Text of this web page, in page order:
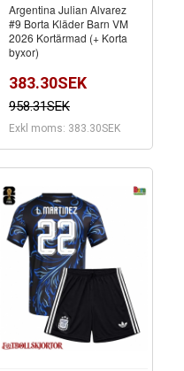
Argentina Julian Alvarez
#9 Borta Kläder Barn VM
2026 Kortärmad (+ Korta
byxor)
383.30SEK
958.31SEK
Exkl moms: 383.30SEK